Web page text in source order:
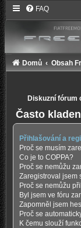
FAQ
Domů Obsah
Diskuzní fórum
Často
Přihlašování a
Proč se musím
Co je to COPPA?
Proč se nemůžu
Zaregistroval jsem
Proč se nemůžu
Byl jsem ve fóru
Zapomněl jsem
Proč se
K čemu slouží